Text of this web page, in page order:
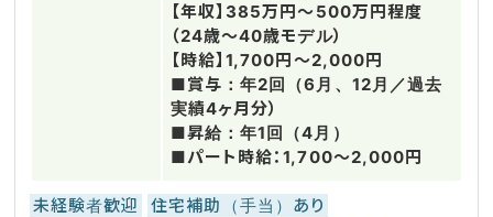
【年収】385万円～500万円程度
（24歳～40歳モデル）
【時給】1,700円～2,000円
■賞与：年2回（6月、12月／過去
実績4ヶ月分）
■昇給：年1回（4月）
■パート時給：1,700～2,000円
未経験者歓迎
住宅補助（手当）あり